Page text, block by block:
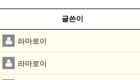
글쓴이
라마로이
라마로이